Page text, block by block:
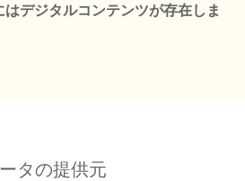
はデジタルコンテンツが存在しま
タの提供元